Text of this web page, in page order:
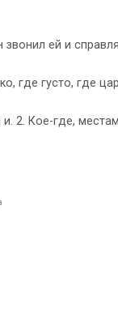
ей и
где густо, где
2. Кое-где,